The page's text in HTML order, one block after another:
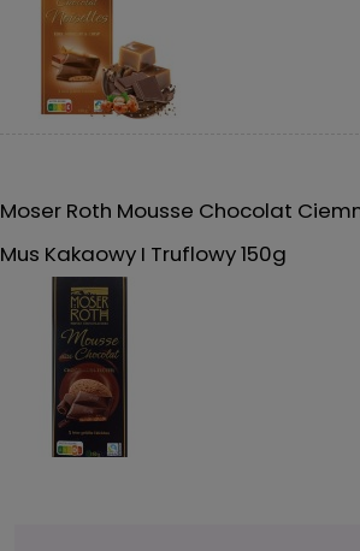
Moser Roth Mousse Chocolat
Mus Kakaowy I Truflowy 150g